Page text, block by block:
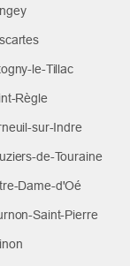
le-Tillac
Règle
sur-Indre
de-Touraine
Dame-d'Oé
Saint-Pierre